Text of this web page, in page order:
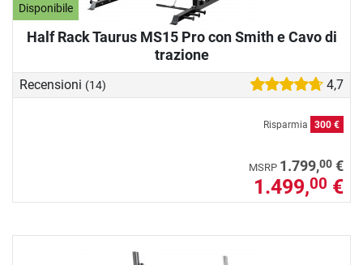
Disponibile
Half Rack Taurus MS15 Pro con Smith e Cavo di
trazione
Recensioni (14) 4,7
Risparmia 300 €
MSRP 1.799,00 €
1.499,00 €